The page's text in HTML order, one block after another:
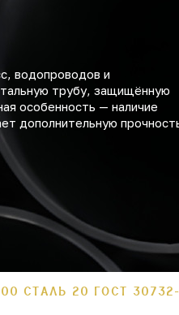
водопроводов и
трубу, защищённую
особенность — наличие
дополнительную
СТАЛЬ 20 ГОСТ